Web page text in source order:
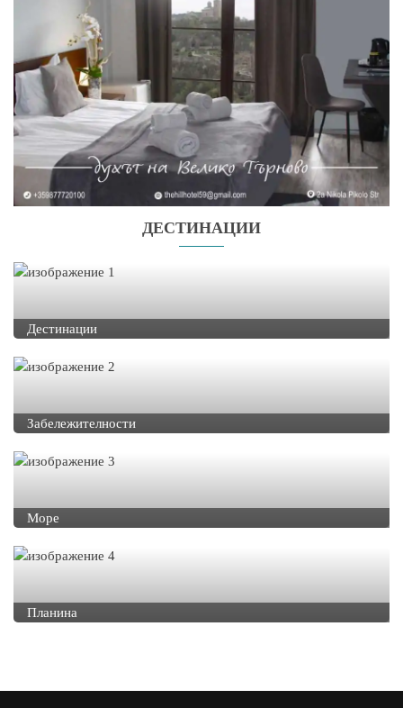
ДЕСТИНАЦИИ
Дестинации
Забележителности
Море
Планина